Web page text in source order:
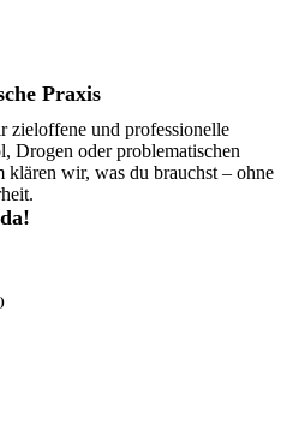
Praxis
zieloffene und professionelle
Drogen oder problematischen
klären wir, was du brauchst – ohne